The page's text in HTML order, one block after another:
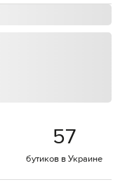
57
бутиков в Украине